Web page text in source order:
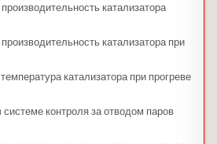
катализатора
катализатора при
катализатора при прогреве
контроля за отводом паров